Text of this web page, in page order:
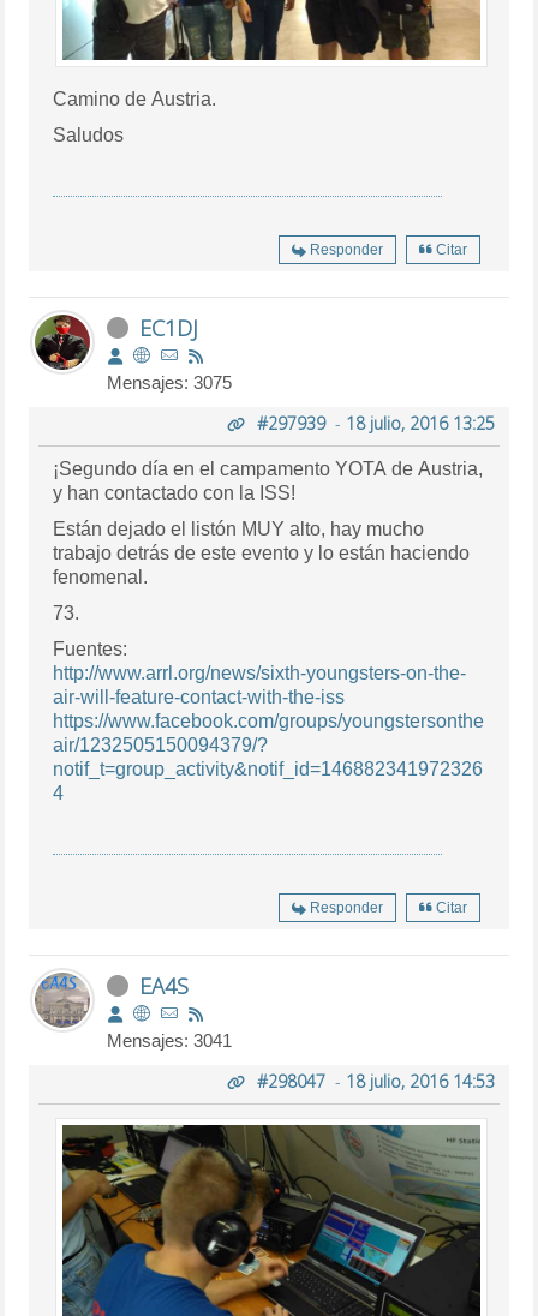
Camino de Austria.
Saludos
Responder Citar
EC1DJ
Mensajes: 3075
#297939- 18 julio, 2016 13:25
¡Segundo día en el campamento YOTA de Austria,
y han contactado con la ISS!
Están dejado el listón MUY alto, hay mucho
trabajo detrás de este evento y lo están haciendo
fenomenal.
73.
Fuentes:
http://www.arrl.org/news/sixth-youngsters-on-the-
air-will-feature-contact-with-the-iss
https://www.facebook.com/groups/youngstersonthe
air/1232505150094379/?
notif_t=group_activity&notif_id=146882341972326
4
Responder Citar
EA4S
Mensajes: 3041
#298047- 18 julio, 2016 14:53